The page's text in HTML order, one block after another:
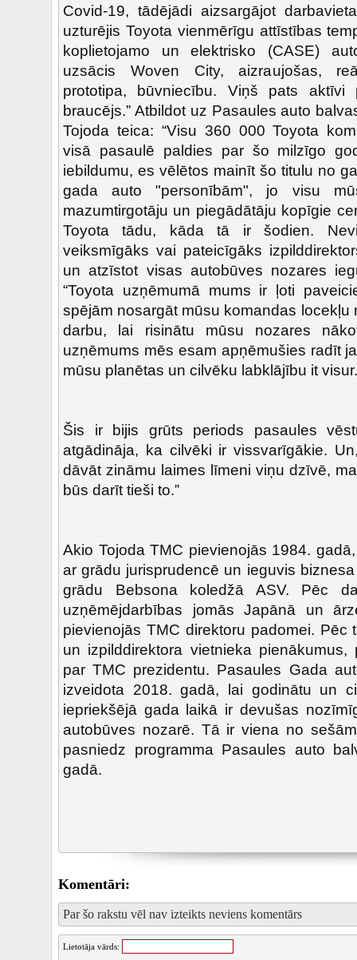
Covid-19, tādējādi aizsargājot
uzturējis Toyota vienmērīgu attīstības
koplietojamo un elektrisko (CASE)
uzsācis Woven City, aizraujošas,
prototipa, būvniecību. Viņš pats aktīvi
braucējs.” Atbildot uz Pasaules auto
Tojoda teica: “Visu 360 000 Toyota
visā pasaulē paldies par šo milzīgo
iebildumu, es vēlētos mainīt šo titulu no
gada auto "personībām", jo visu
mazumtirgotāju un piegādātāju kopīgie
Toyota tādu, kāda tā ir šodien.
veiksmīgāks vai pateicīgāks
un atzīstot visas autobūves nozares
“Toyota uzņēmumā mums ir ļoti
spējām nosargāt mūsu komandas locekļu
darbu, lai risinātu mūsu nozares
uzņēmums mēs esam apņēmušies radīt
mūsu planētas un cilvēku labklājību it visur.
Šis ir bijis grūts periods pasaules
atgādināja, ka cilvēki ir vissvarīgākie.
dāvāt zināmu laimes līmeni viņu dzīvē,
būs darīt tieši to.”
Akio Tojoda TMC pievienojās 1984.
ar grādu jurisprudencē un ieguvis
grādu Bebsona koledžā ASV. Pēc
uzņēmējdarbības jomās Japānā un
pievienojās TMC direktoru padomei. Pēc
un izpilddirektora vietnieka
par TMC prezidentu. Pasaules Gada
izveidota 2018. gadā, lai godinātu un
iepriekšējā gada laikā ir devušas
autobūves nozarē. Tā ir viena no
pasniedz programma Pasaules auto
gadā.
Komentāri:
Par šo rakstu vēl nav izteikts neviens komentārs
Lietotāja vārds: